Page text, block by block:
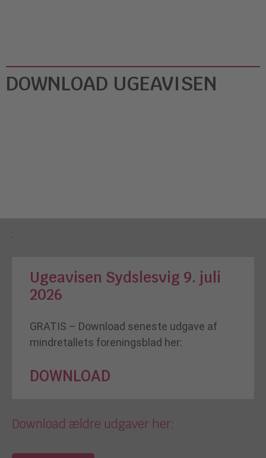
DOWNLOAD UGEAVISEN
Ugeavisen Sydslesvig 9. juli
2026
GRATIS – Download seneste udgave af
mindretallets foreningsblad her:
DOWNLOAD
Download ældre udgaver her: